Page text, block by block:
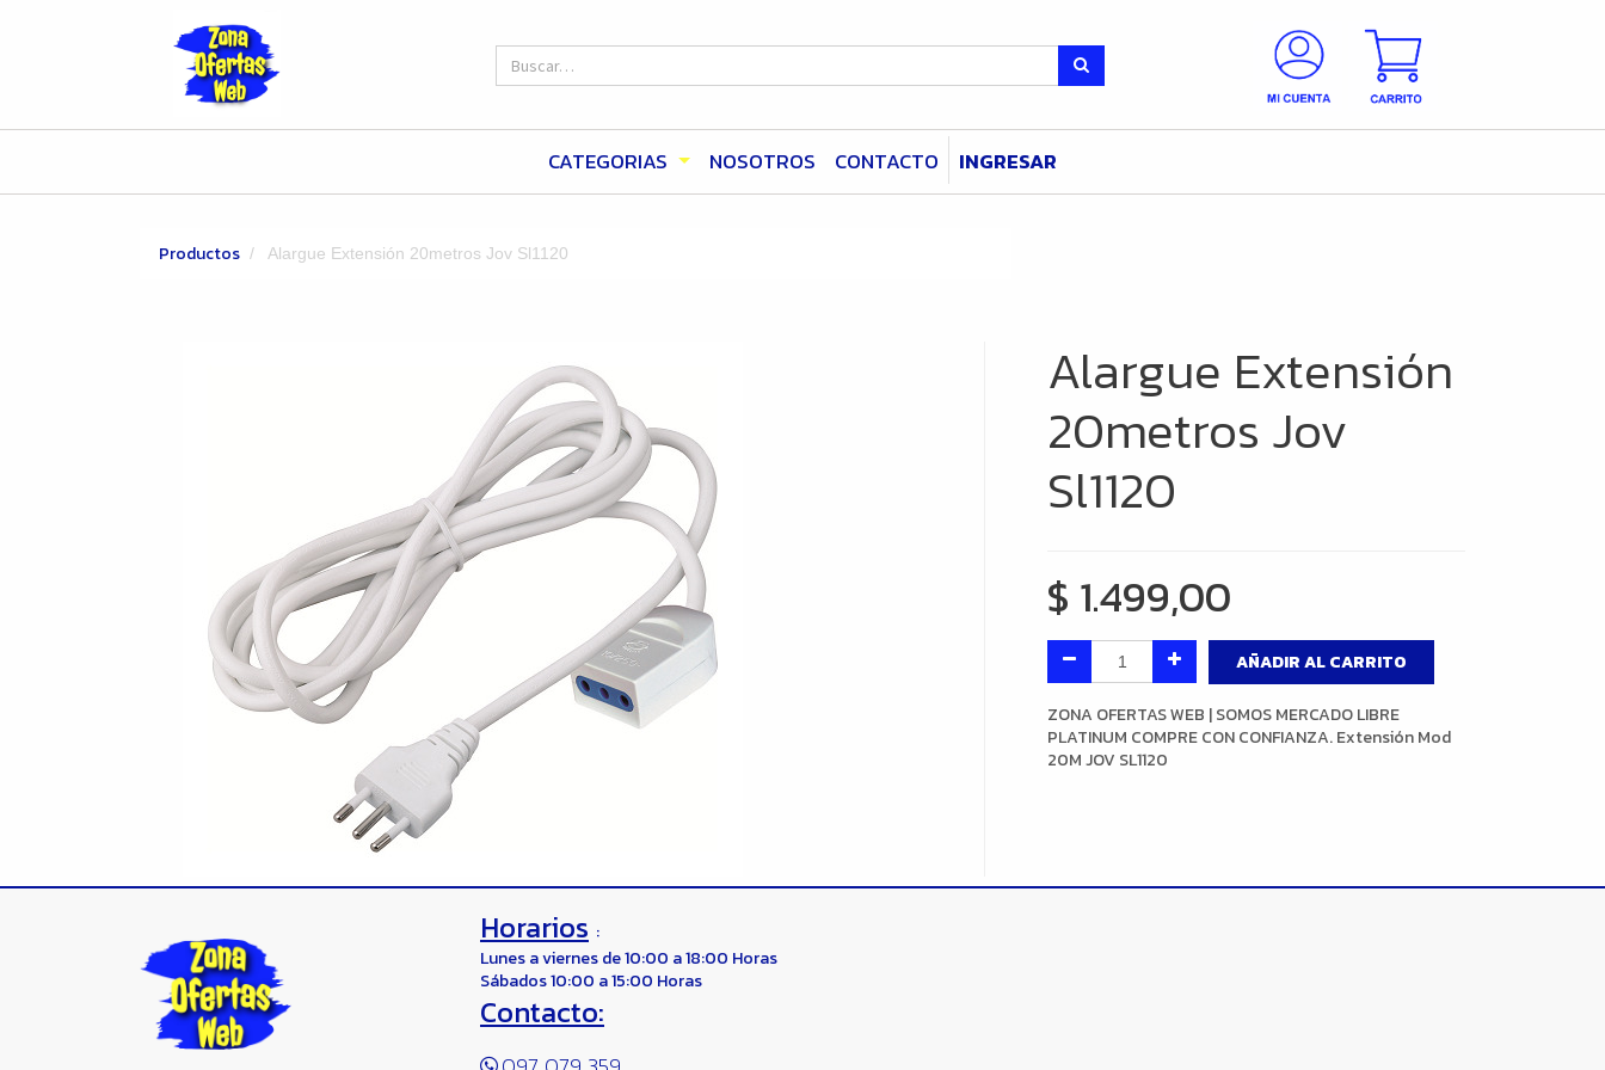
CATEGORIAS NOSOTROS CONTACTO INGRESAR
Productos Alargue Extensión 20metros Jov Sl1120
Alargue Extensión
20metros Jov
Sl1120
$ 1.499,00
AÑADIR AL CARRITO
ZONA OFERTAS WEB | SOMOS MERCADO LIBRE
PLATINUM COMPRE CON CONFIANZA. Extensión Mod
20M JOV SL1120
Horarios :
Lunes a viernes de 10:00 a 18:00 Horas
Sábados 10:00 a 15:00 Horas
Contacto: